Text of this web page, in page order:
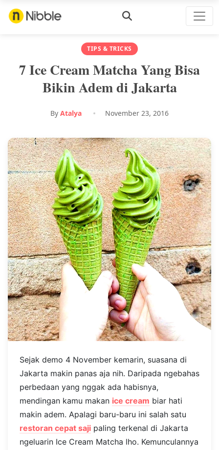
TIPS & TRICKS
7 Ice Cream Matcha Yang Bisa
Bikin Adem di Jakarta
By Atalya November 23, 2016
Sejak demo 4 November kemarin, suasana di
Jakarta makin panas aja nih. Daripada ngebahas
perbedaan yang nggak ada habisnya,
mendingan kamu makan ice cream biar hati
makin adem. Apalagi baru-baru ini salah satu
restoran cepat saji paling terkenal di Jakarta
ngeluarin Ice Cream Matcha lho. Kemunculannya